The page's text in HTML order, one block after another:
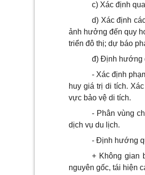
c) Xác định
d) Xác định
ảnh hưởng đến quy
triển đô thị; dự báo
đ) Định hướng
- Xác định
huy giá trị di tích.
vực bảo vệ di tích.
- Phân vùng
dịch vụ du lịch.
- Định hướng
+ Không gian
nguyên gốc, tái hiện